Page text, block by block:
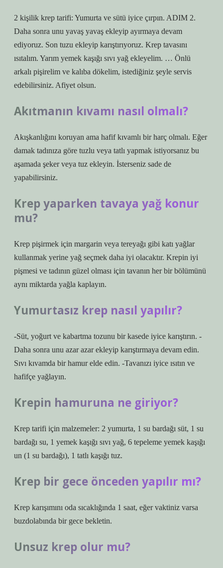
2 kişilik krep tarifi: Yumurta ve sütü iyice çırpın. ADIM 2.
Daha sonra unu yavaş yavaş ekleyip ayırmaya devam
ediyoruz. Son tuzu ekleyip karıştırıyoruz. Krep tavasını
ısıtalım. Yarım yemek kaşığı sıvı yağ ekleyelim. … Önlü
arkalı pişirelim ve kalıba dökelim, istediğiniz şeyle servis
edebilirsiniz. Afiyet olsun.
Akıtmanın kıvamı nasıl olmalı?
Akışkanlığını koruyan ama hafif kıvamlı bir harç olmalı. Eğer
damak tadınıza göre tuzlu veya tatlı yapmak istiyorsanız bu
aşamada şeker veya tuz ekleyin. İsterseniz sade de
yapabilirsiniz.
Krep yaparken tavaya yağ konur
mu?
Krep pişirmek için margarin veya tereyağı gibi katı yağlar
kullanmak yerine yağ seçmek daha iyi olacaktır. Krepin iyi
pişmesi ve tadının güzel olması için tavanın her bir bölümünü
aynı miktarda yağla kaplayın.
Yumurtasız krep nasıl yapılır?
-Süt, yoğurt ve kabartma tozunu bir kasede iyice karıştırın. -
Daha sonra unu azar azar ekleyip karıştırmaya devam edin.
Sıvı kıvamda bir hamur elde edin. -Tavanızı iyice ısıtın ve
hafifçe yağlayın.
Krepin hamuruna ne giriyor?
Krep tarifi için malzemeler: 2 yumurta, 1 su bardağı süt, 1 su
bardağı su, 1 yemek kaşığı sıvı yağ, 6 tepeleme yemek kaşığı
un (1 su bardağı), 1 tatlı kaşığı tuz.
Krep bir gece önceden yapılır mı?
Krep karışımını oda sıcaklığında 1 saat, eğer vaktiniz varsa
buzdolabında bir gece bekletin.
Unsuz krep olur mu?